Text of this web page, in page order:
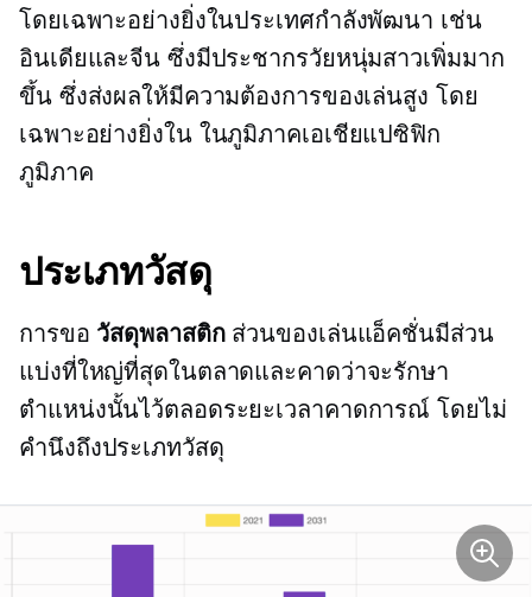
โดยเฉพาะอย่างยิ่งในประเทศกำลังพัฒนา เช่น
อินเดียและจีน ซึ่งมีประชากรวัยหนุ่มสาวเพิ่มมาก
ขึ้น ซึ่งส่งผลให้มีความต้องการของเล่นสูง โดย
เฉพาะอย่างยิ่งใน ในภูมิภาคเอเชียแปซิฟิก
ภูมิภาค
ประเภทวัสดุ
การขอ วัสดุพลาสติกส่วนของเล่นแอ็คชั่นมีส่วน
แบ่งที่ใหญ่ที่สุดในตลาดและคาดว่าจะรักษา
ตำแหน่งนั้นไว้ตลอดระยะเวลาคาดการณ์ โดยไม่
คำนึงถึงประเภทวัสดุ